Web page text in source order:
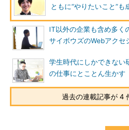
ともに“やりたいこと”も
IT以外の企業も含め多
サイボウズのWebアクセ
学生時代にしかできない
の仕事にとことん生かす
過去の連載記事が 4